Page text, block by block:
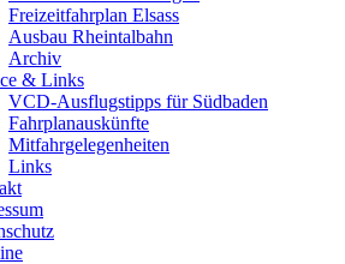
Freizeitfahrplan Elsass
Ausbau Rheintalbahn
Archiv
& Links
VCD-Ausflugstipps für Südbaden
Fahrplanauskünfte
Mitfahrgelegenheiten
Links